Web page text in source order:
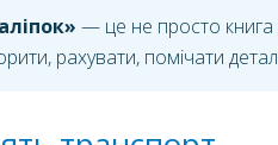
— це не просто книга
рахувати, помічати